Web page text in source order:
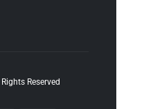
Reserved